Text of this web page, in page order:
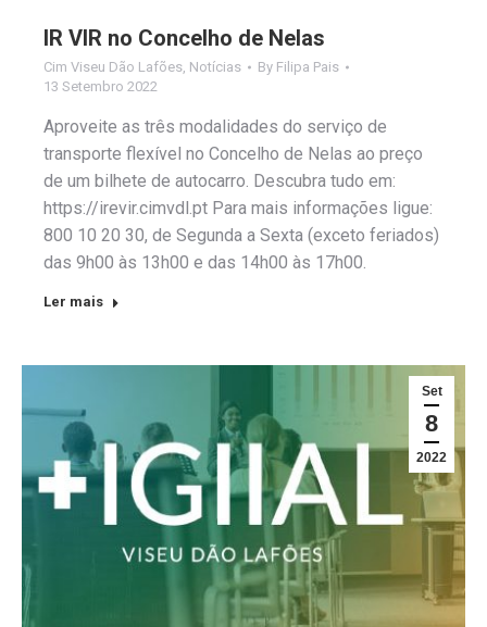
IR VIR no Concelho de Nelas
Cim Viseu Dão Lafões, Notícias By Filipa Pais
13 Setembro 2022
Aproveite as três modalidades do serviço de
transporte flexível no Concelho de Nelas ao preço
de um bilhete de autocarro. Descubra tudo em:
https://irevir.cimvdl.pt Para mais informações ligue:
800 10 20 30, de Segunda a Sexta (exceto feriados)
das 9h00 às 13h00 e das 14h00 às 17h00.
Ler mais
Set
8
2022